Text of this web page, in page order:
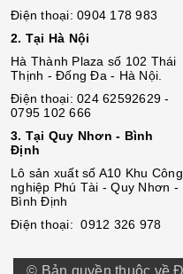
Điện thoại: 0904 178 983
2. Tại Hà Nội
Hà Thành Plaza số 102 Thái
Thịnh - Đống Đa - Hà Nội.
Điện thoại: 024 62592629 -
0795 102 666
3. Tại Quy Nhơn - Bình
Định
Lô sản xuất số A10 Khu Công
nghiệp Phú Tài - Quy Nhơn -
Bình Định
Điện thoại: 0912 326 978
© Bản quyền thuộc về